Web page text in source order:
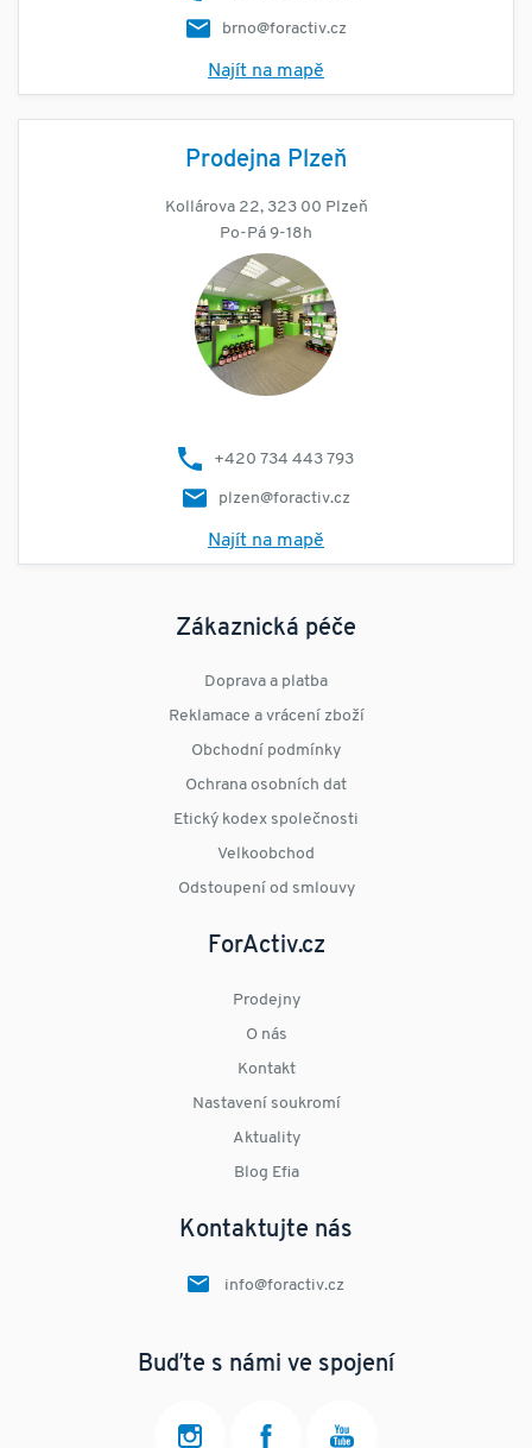
brno@foractiv.cz
Najít na mapě
Prodejna Plzeň
Kollárova 22, 323 00 Plzeň
Po-Pá 9-18h
+420 734 443 793
plzen@foractiv.cz
Najít na mapě
Zákaznická péče
Doprava a platba
Reklamace a vrácení zboží
Obchodní podmínky
Ochrana osobních dat
Etický kodex společnosti
Velkoobchod
Odstoupení od smlouvy
ForActiv.cz
Prodejny
O nás
Kontakt
Nastavení soukromí
Aktuality
Blog Efia
Kontaktujte nás
info@foractiv.cz
Buďte s námi ve spojení